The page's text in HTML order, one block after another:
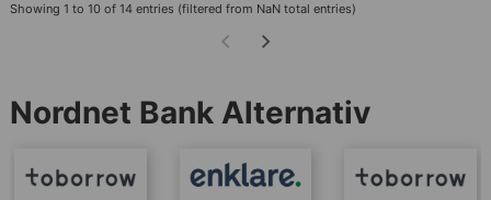
Showing 1 to 10 of 14 entries (filtered from NaN total entries)
Nordnet Bank Alternativ